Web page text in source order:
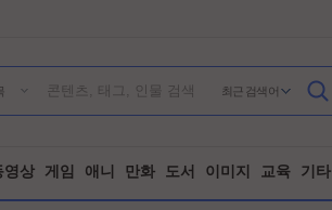
최근 검색어
영상 게임 애니 만화 도서 이미지 교육 기타